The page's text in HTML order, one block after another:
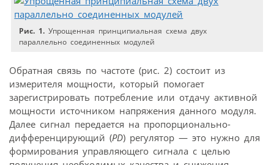
Рис. 1. Упрощенная принципиальная схема двух
параллельно соединенных модулей
Обратная связь по частоте (рис. 2) состоит из
измерителя мощности, который помогает
зарегистрировать потребление или отдачу активной
мощности источником напряжения данного модуля.
Далее сигнал передается на пропорционально-
дифференцирующий (PD) регулятор — это нужно для
формирования управляющего сигнала с целью